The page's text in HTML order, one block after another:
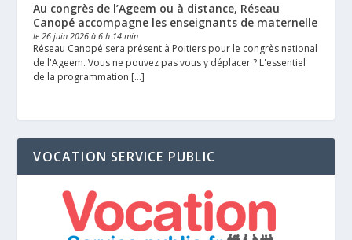
Au congrès de l’Ageem ou à distance, Réseau
Canopé accompagne les enseignants de maternelle
le 26 juin 2026 à 6 h 14 min
Réseau Canopé sera présent à Poitiers pour le congrès national
de l'Ageem. Vous ne pouvez pas vous y déplacer ? L'essentiel
de la programmation […]
VOCATION SERVICE PUBLIC